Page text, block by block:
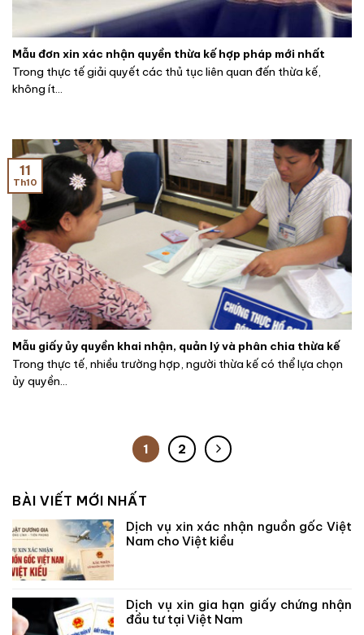
Mẫu đơn xin xác nhận quyền thừa kế hợp pháp mới nhất
Trong thực tế giải quyết các thủ tục liên quan đến thừa kế,
không ít...
Mẫu giấy ủy quyền khai nhận, quản lý và phân chia thừa kế
Trong thực tế, nhiều trường hợp, người thừa kế có thể lựa chọn
ủy quyền...
11
Th10
1 2
BÀI VIẾT MỚI NHẤT
Dịch vụ xin xác nhận nguồn gốc Việt
Nam cho Việt kiều
Dịch vụ xin gia hạn giấy chứng nhận
đầu tư tại Việt Nam